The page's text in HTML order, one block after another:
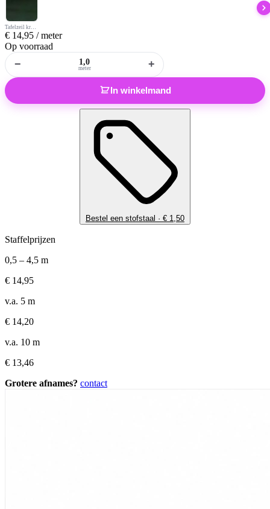
€ 14,95 / meter
Op voorraad
− meter +
In winkelmand
Bestel een stofstaal · € 1,50
Staffelprijzen
0,5 – 4,5 m
€ 14,95
v.a. 5 m
€ 14,20
v.a. 10 m
€ 13,46
Grotere afnames? contact